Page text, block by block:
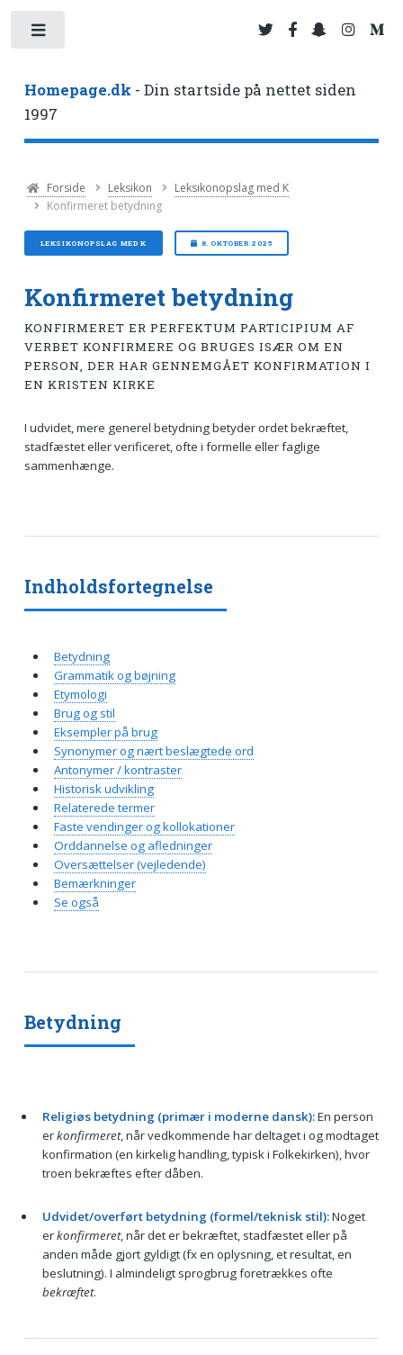
Homepage.dk - Din startside på nettet siden
1997
Forside Leksikon
Leksikonopslag med K
Konfirmeret betydning
LEKSIKONOPSLAG MED K 8. OKTOBER 2025
Konfirmeret betydning
KONFIRMERET ER PERFEKTUM PARTICIPIUM AF
VERBET KONFIRMERE OG BRUGES ISÆR OM EN
PERSON, DER HAR GENNEMGÅET KONFIRMATION I
EN KRISTEN KIRKE
I udvidet, mere generel betydning betyder ordet bekræftet,
stadfæstet eller verificeret, ofte i formelle eller faglige
sammenhænge.
Betydning
Religiøs betydning (primær i moderne dansk):En person
erkonfirmeret, når vedkommende har deltaget i og modtaget
konfirmation (en kirkelig handling, typisk i Folkekirken), hvor
troen bekræftes efter dåben.
Udvidet/overført betydning (formel/teknisk stil):Noget
erkonfirmeret, når det er bekræftet, stadfæstet eller på
anden måde gjort gyldigt (fx en oplysning, et resultat, en
beslutning). I almindeligt sprogbrug foretrækkes ofte
bekræftet.
Indholdsfortegnelse
Betydning
Grammatik og bøjning
Etymologi
Brug og stil
Eksempler på brug
Synonymer og nært beslægtede ord
Antonymer / kontraster
Historisk udvikling
Relaterede termer
Faste vendinger og kollokationer
Orddannelse og afledninger
Oversættelser (vejledende)
Bemærkninger
Se også